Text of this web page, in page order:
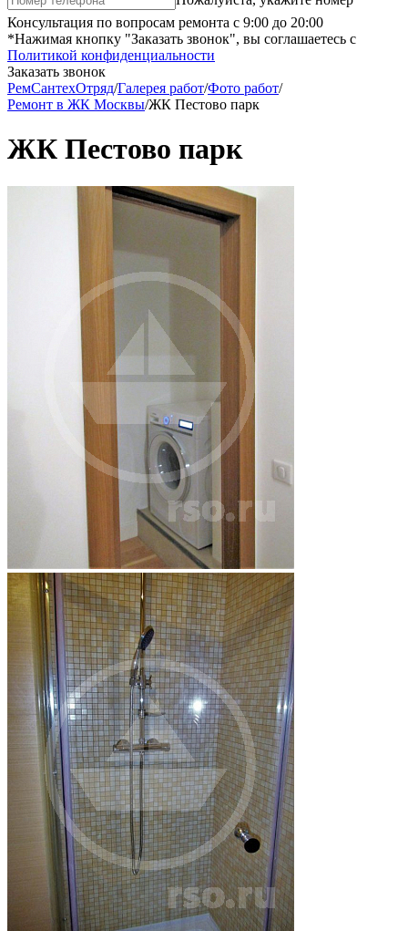
Консультация по вопросам ремонта с 9:00 до 20:00
*Нажимая кнопку "Заказать звонок", вы соглашаетесь с
Политикой конфиденциальности
Заказать звонок
РемСантехОтряд/Галерея работ/Фото работ/
Ремонт в ЖК Москвы/ЖК Пестово парк
ЖК Пестово парк